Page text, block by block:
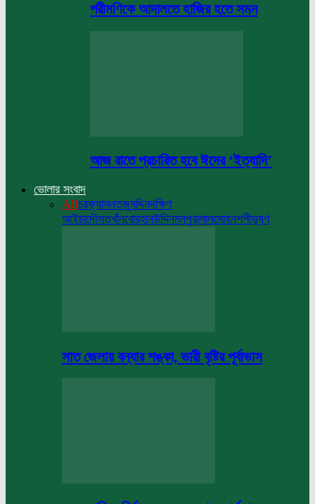
পরীমণিকে আদালতে হাজির হতে সমন
আজ রাতে প্রচারিত হবে ঈদের ‘ইত্যাদি’
ভোলার সংবাদ
Allচরফ্যাসনতজুমদ্দিনদক্ষিণ
আইচাদৌলতখাঁনবোরহানউদ্দিনমনপুরালালমোহনশশীভূষণ
সাত জেলায় বন্যার শঙ্কা, ভারী বৃষ্টির পূর্বাভাস